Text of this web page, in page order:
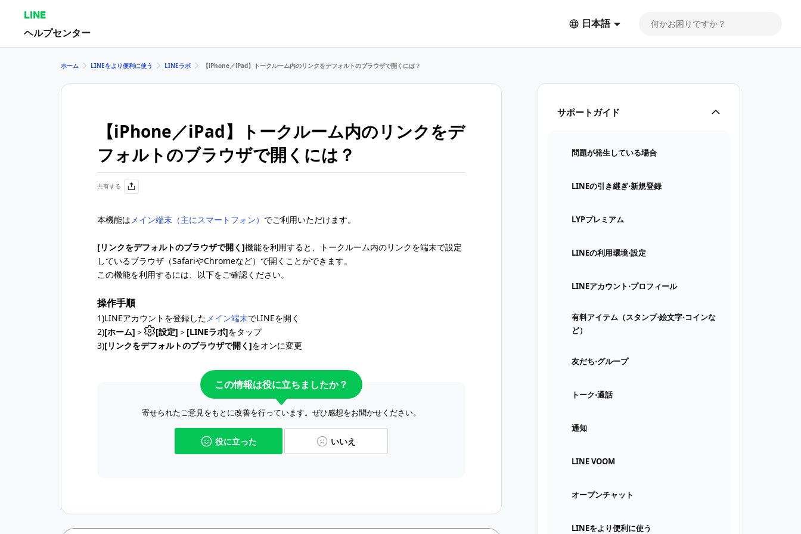
LINE
ヘルプセンター
日本語
サポートガイド
問題が発生している場合
LINEの引き継ぎ⋅新規登録
LYPプレミアム
LINEの利用環境⋅設定
LINEアカウント⋅プロフィール
有料アイテム（スタンプ⋅絵文字⋅コインな
ど）
友だち⋅グループ
トーク⋅通話
通知
LINE VOOM
オープンチャット
LINEをより便利に使う
ホーム LINEをより便利に使う LINEラボ 【iPhone／iPad】トークルーム内のリンクをデフォルトのブラウザで開くには？
【iPhone／iPad】トークルーム内のリンクをデ
フォルトのブラウザで開くには？
共有する
本機能はメイン端末（主にスマートフォン） でご利用いただけます。
[リンクをデフォルトのブラウザで開く]機能を利用すると、トークルーム内のリンクを端末で設定
しているブラウザ（SafariやChromeなど）で開くことができます。
この機能を利用するには、以下をご確認ください。
操作手順
1)LINEアカウントを登録したメイン端末でLINEを開く
2)[ホーム] ＞ [設定] ＞ [LINEラボ]をタップ
3)[リンクをデフォルトのブラウザで開く]をオンに変更
この情報は役に立ちましたか？
寄せられたご意見をもとに改善を行っています。ぜひ感想をお聞かせください。
役に立った いいえ